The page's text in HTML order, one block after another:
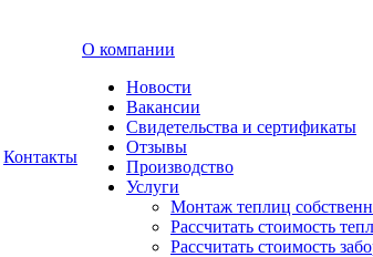
Контакты
О компании
Новости
Вакансии
Свидетельства и сертификаты
Отзывы
Производство
Услуги
Монтаж теплиц
Рассчитать стоимость
Рассчитать стоимость